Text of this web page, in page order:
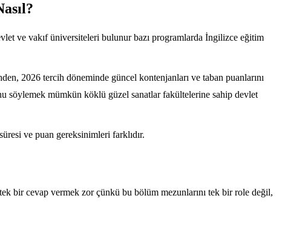
ve vakıf üniversiteleri bulunur bazı programlarda İngilizce eğitim
2026 tercih döneminde güncel kontenjanları ve taban puanlarını
söylemek mümkün köklü güzel sanatlar fakültelerine sahip devlet
ve puan gereksinimleri farklıdır.
bir cevap vermek zor çünkü bu bölüm mezunlarını tek bir role değil,